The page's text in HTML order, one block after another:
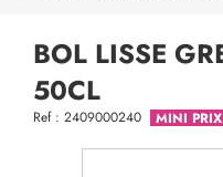
BOL LISSE
50CL
Ref : 2409000240 MINI PRIX